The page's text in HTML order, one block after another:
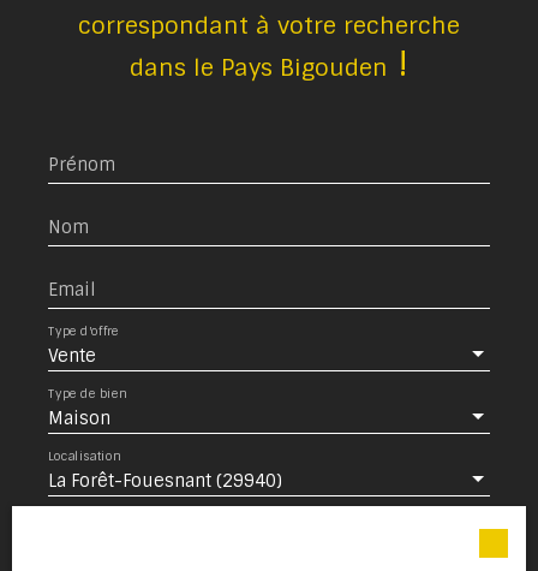
correspondant à votre recherche
dans le Pays Bigouden !
Prénom
Nom
Email
Vente
Type d'offre
Maison
Type de bien
La Forêt-Fouesnant (29940)
Localisation